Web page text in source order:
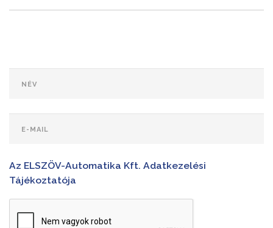
Az ELSZÖV-Automatika Kft. Adatkezelési
Tájékoztatója